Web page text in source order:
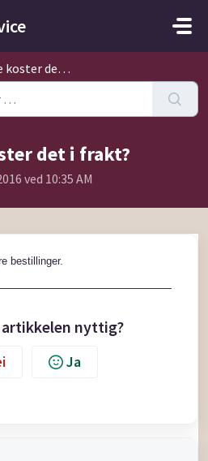
det i frakt?
det i frakt?
ved 10:35 AM
bestillinger.
artikkelen nyttig?
Ja